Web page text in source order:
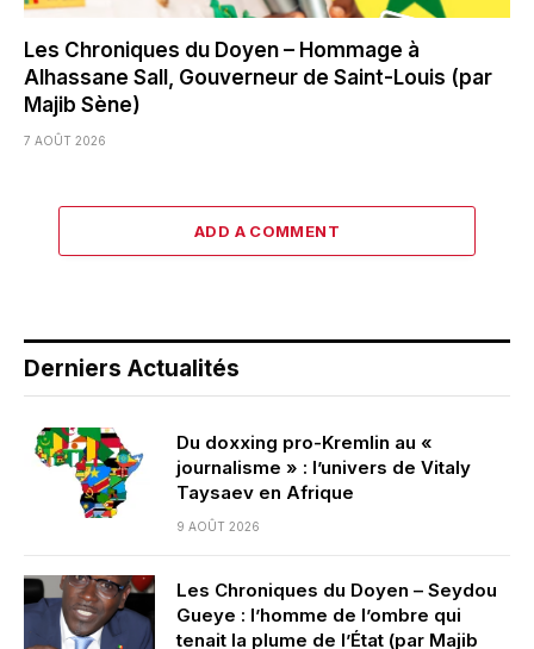
Les Chroniques du Doyen – Hommage à
Alhassane Sall, Gouverneur de Saint-Louis (par
Majib Sène)
7 AOÛT 2026
ADD A COMMENT
Derniers Actualités
Du doxxing pro-Kremlin au «
journalisme » : l’univers de Vitaly
Taysaev en Afrique
9 AOÛT 2026
Les Chroniques du Doyen – Seydou
Gueye : l’homme de l’ombre qui
tenait la plume de l’État (par Majib